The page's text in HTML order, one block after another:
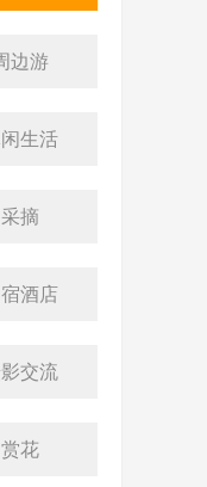
边游
生活
采摘
酒店
交流
赏花